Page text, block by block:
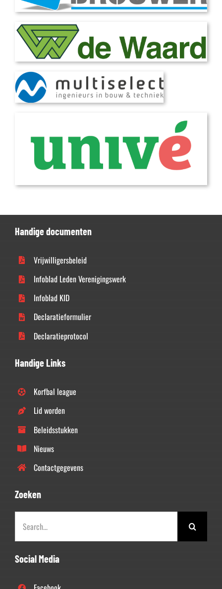
Handige documenten
Vrijwilligersbeleid
Infoblad Leden Verenigingswerk
Infoblad KID
Declaratieformulier
Declaratieprotocol
Handige Links
Korfbal league
Lid worden
Beleidsstukken
Nieuws
Contactgegevens
Zoeken
naar:
Social Media